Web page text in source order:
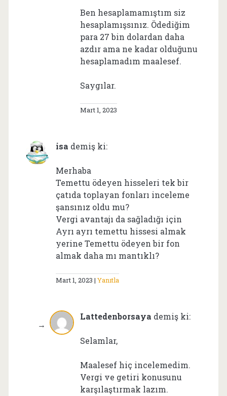
Ben hesaplamamıştım siz
hesaplamışsınız. Ödediğim
para 27 bin dolardan daha
azdır ama ne kadar olduğunu
hesaplamadım maalesef.
Saygılar.
Mart 1, 2023
isa demiş ki:
Merhaba
Temettu ödeyen hisseleri tek bir
çatıda toplayan fonları inceleme
şansınız oldu mu?
Vergi avantajı da sağladığı için
Ayrı ayrı temettu hissesi almak
yerine Temettu ödeyen bir fon
almak daha mı mantıklı?
Mart 1, 2023 Yanıtla
Lattedenborsaya demiş ki:
Selamlar,
Maalesef hiç incelemedim.
Vergi ve getiri konusunu
karşılaştırmak lazım.